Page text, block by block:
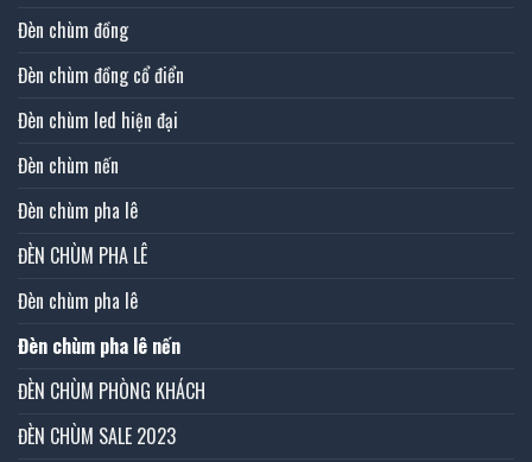
Đèn chùm đồng
Đèn chùm đồng cổ điển
Đèn chùm led hiện đại
Đèn chùm nến
Đèn chùm pha lê
ĐÈN CHÙM PHA LÊ
Đèn chùm pha lê
Đèn chùm pha lê nến
ĐÈN CHÙM PHÒNG KHÁCH
ĐÈN CHÙM SALE 2023